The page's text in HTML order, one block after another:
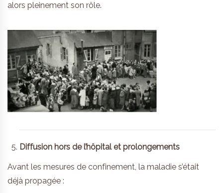
alors pleinement son rôle.
Diffusion hors de l’hôpital et prolongements
Avant les mesures de confinement, la maladie s’était
déjà propagée :